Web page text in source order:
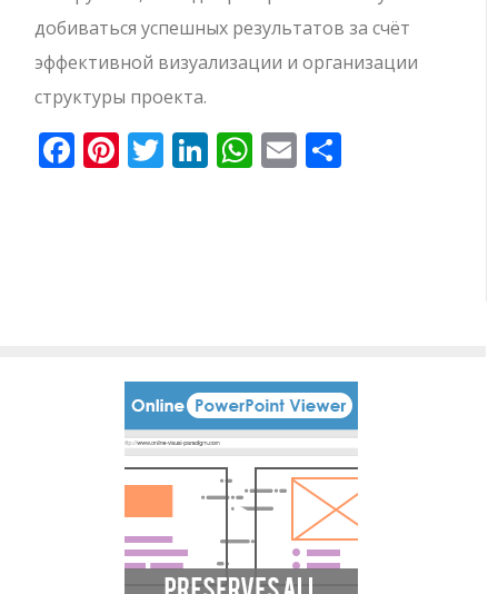
добиваться успешных результатов за счёт
эффективной визуализации и организации
структуры проекта.
Facebook
Pinterest
Twitter
LinkedIn
WhatsApp
Email